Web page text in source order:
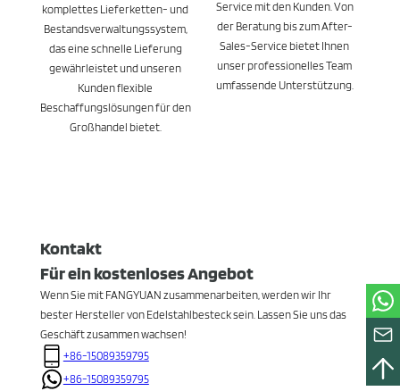
komplettes Lieferketten- und
Bestandsverwaltungssystem,
das eine schnelle Lieferung
gewährleistet und unseren
Kunden flexible
Beschaffungslösungen für den
Großhandel bietet.
Service mit den Kunden. Von
der Beratung bis zum After-
Sales-Service bietet Ihnen
unser professionelles Team
umfassende Unterstützung.
Kontakt
Für ein kostenloses Angebot
Wenn Sie mit FANGYUAN zusammenarbeiten, werden wir Ihr
bester Hersteller von Edelstahlbesteck sein. Lassen Sie uns das
Geschäft zusammen wachsen!
+86-15089359795
+86-15089359795